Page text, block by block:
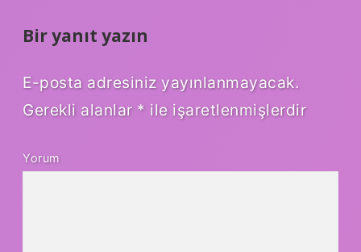
Bir yanıt yazın
E-posta adresiniz yayınlanmayacak.
Gerekli alanlar * ile işaretlenmişlerdir
Yorum